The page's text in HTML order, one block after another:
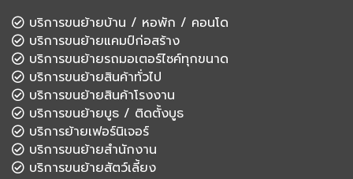
บริการขนย้ายบ้าน / หอพัก / คอนโด
บริการขนย้ายแคมป์ก่อสร้าง
บริการขนย้ายรถมอเตอร์ไซค์ทุกขนาด
บริการขนย้ายสินค้าทั่วไป
บริการขนย้ายสินค้าโรงงาน
บริการขนย้ายบูธ / ติดตั้งบูธ
บริการย้ายเฟอร์นิเจอร์
บริการขนย้ายสำนักงาน
บริการขนย้ายสัตว์เลี้ยง